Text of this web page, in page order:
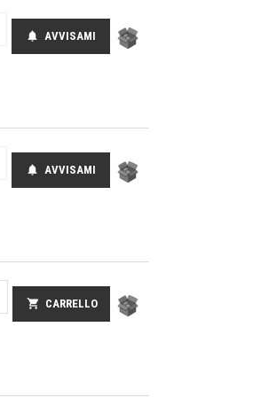
notifications AVVISAMI
notifications AVVISAMI
shopping_cart CARRELLO